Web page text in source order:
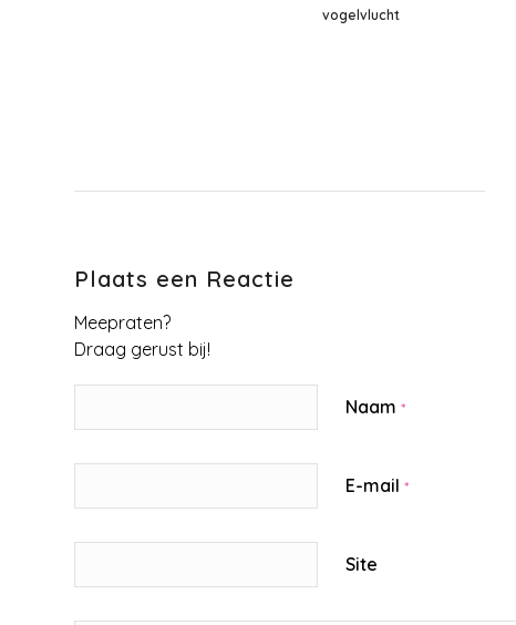
vogelvlucht
Plaats een Reactie
Meepraten?
Draag gerust bij!
Naam *
E-mail *
Site